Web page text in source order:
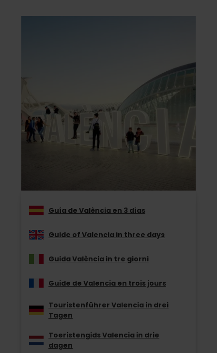
Guía de València en 3 días
Guide of Valencia in three days
Guida València in tre giorni
Guide de Valencia en trois jours
Touristenführer Valencia in drei
Tagen
Toeristengids Valencia in drie
dagen